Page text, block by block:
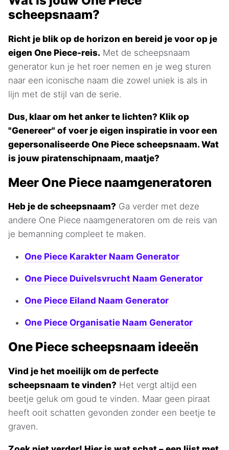
scheepsnaam?
Richt je blik op de horizon en bereid je voor op je
eigen One Piece-reis. Met de scheepsnaam
generator kun je het roer nemen en je weg sturen
naar een iconische naam die zowel uniek is als in
lijn met de stijl van de serie.
Dus, klaar om het anker te lichten? Klik op
"Genereer" of voer je eigen inspiratie in voor een
gepersonaliseerde One Piece scheepsnaam. Wat
is jouw piratenschipnaam, maatje?
Meer One Piece naamgeneratoren
Heb je de scheepsnaam? Ga verder met deze
andere One Piece naamgeneratoren om de reis van
je bemanning compleet te maken.
One Piece Karakter Naam Generator
One Piece Duivelsvrucht Naam Generator
One Piece Eiland Naam Generator
One Piece Organisatie Naam Generator
One Piece scheepsnaam ideeën
Vind je het moeilijk om de perfecte
scheepsnaam te vinden? Het vergt altijd een
beetje geluk om goud te vinden. Maar geen piraat
heeft ooit schatten gevonden zonder een beetje te
graven.